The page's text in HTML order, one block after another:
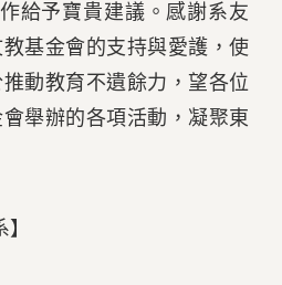
給予寶貴建議。感謝系友
基金會的支持與愛護，使
動教育不遺餘力，望各位
舉辦的各項活動，凝聚東